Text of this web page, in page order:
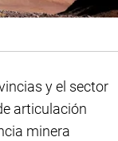
y el sector
articulación
minera